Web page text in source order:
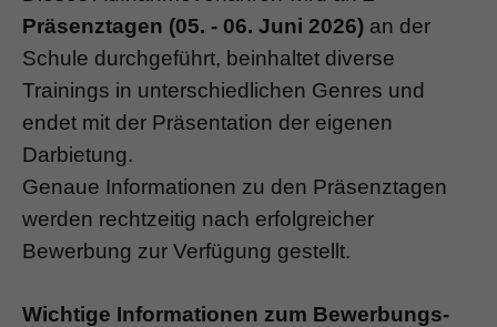
Präsenztagen (05. - 06. Juni 2026) an der
Schule durchgeführt, beinhaltet diverse
Trainings in unterschiedlichen Genres und
endet mit der Präsentation der eigenen
Darbietung.
Genaue Informationen zu den Präsenztagen
werden rechtzeitig nach erfolgreicher
Bewerbung zur Verfügung gestellt.
Wichtige Informationen zum Bewerbungs-